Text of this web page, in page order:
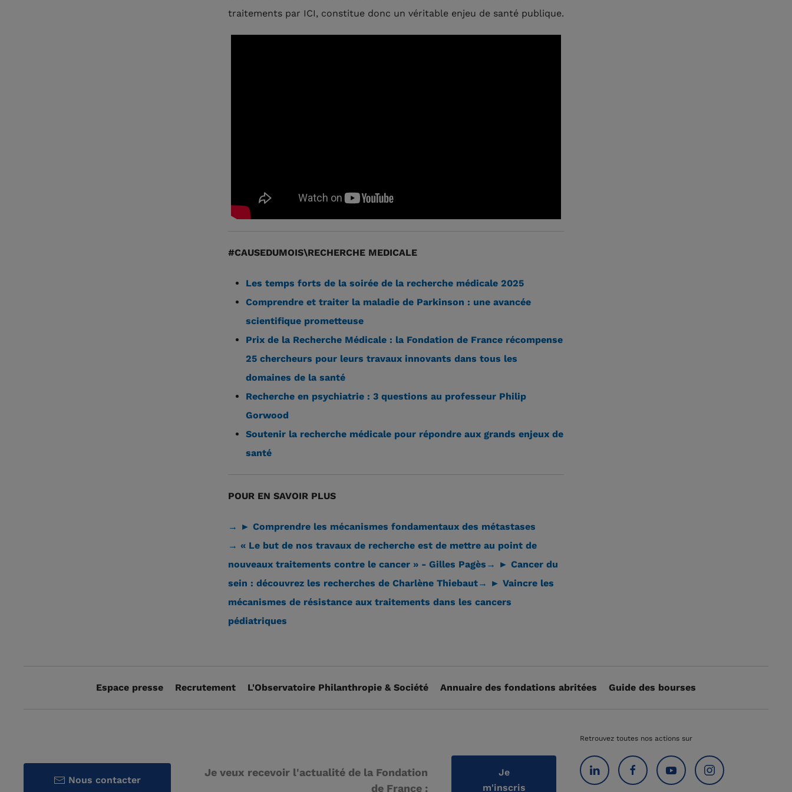
traitements par ICI, constitue donc un véritable enjeu de santé publique.
#CAUSEDUMOIS\RECHERCHE MEDICALE
Les temps forts de la soirée de la recherche médicale 2025
Comprendre et traiter la maladie de Parkinson : une avancée
scientifique prometteuse
Prix de la Recherche Médicale : la Fondation de France récompense
25 chercheurs pour leurs travaux innovants dans tous les
domaines de la santé
Recherche en psychiatrie : 3 questions au professeur Philip
Gorwood
Soutenir la recherche médicale pour répondre aux grands enjeux de
santé
POUR EN SAVOIR PLUS
→ ► Comprendre les mécanismes fondamentaux des métastases
→ « Le but de nos travaux de recherche est de mettre au point de
nouveaux traitements contre le cancer » - Gilles Pagès → ► Cancer du
sein : découvrez les recherches de Charlène Thiebaut→ ► Vaincre les
mécanismes de résistance aux traitements dans les cancers
pédiatriques
Espace presse Recrutement L'Observatoire Philanthropie & Société Annuaire des fondations abritées Guide des bourses
Nous contacter
Je veux recevoir l'actualité de la Fondation
de France :
Je
m'inscris
Retrouvez toutes nos actions sur